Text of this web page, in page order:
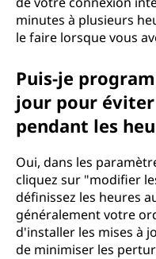
minutes à plusieurs
le faire lorsque vous
Puis-je
jour pour
pendant les
Oui, dans les
cliquez sur "modifier
définissez les heures
généralement votre
d'installer les mises à
de minimiser les